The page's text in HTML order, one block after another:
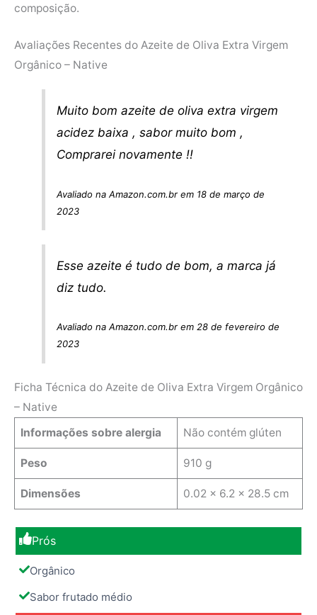
composição.
Avaliações Recentes do Azeite de Oliva Extra Virgem
Orgânico – Native
Muito bom azeite de oliva extra virgem
acidez baixa , sabor muito bom ,
Comprarei novamente !!
Avaliado na Amazon.com.br em 18 de março de
2023
Esse azeite é tudo de bom, a marca já
diz tudo.
Avaliado na Amazon.com.br em 28 de fevereiro de
2023
Ficha Técnica do Azeite de Oliva Extra Virgem Orgânico
– Native
Informações sobre alergia
Não contém glúten
Peso 910 g
Dimensões 0.02 x 6.2 x 28.5 cm
Prós
Orgânico
Sabor frutado médio